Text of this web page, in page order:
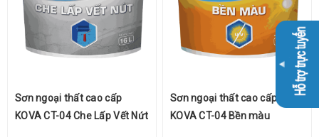
Sơn ngoại thất cao cấp
KOVA CT-04 Che Lấp Vết Nứt
Sơn ngoại thất cao cấp
KOVA CT-04 Bền màu